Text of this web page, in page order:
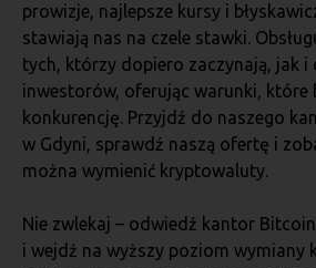
prowizje, najlepsze kursy i
stawiają nas na czele stawki.
tych, którzy dopiero zaczynają, jak i
inwestorów, oferując warunki, które
konkurencję. Przyjdź do naszego
w Gdyni, sprawdź naszą ofertę i
można wymienić kryptowaluty.
Nie zwlekaj – odwiedź kantor
i wejdź na wyższy poziom wymiany